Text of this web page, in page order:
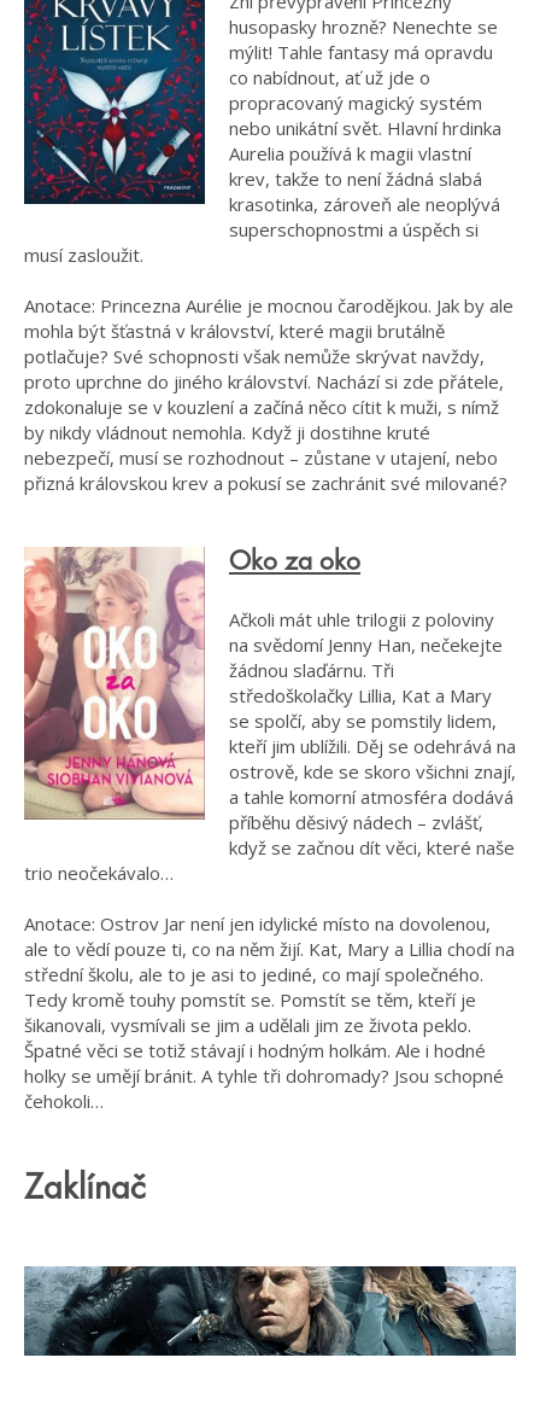
husopasky hrozně? Nenechte se
mýlit! Tahle fantasy má opravdu
co nabídnout, ať už jde o
propracovaný magický systém
nebo unikátní svět. Hlavní hrdinka
Aurelia používá k magii vlastní
krev, takže to není žádná slabá
krasotinka, zároveň ale neoplývá
superschopnostmi a úspěch si
musí zasloužit.
Anotace: Princezna Aurélie je mocnou čarodějkou. Jak by ale
mohla být šťastná v království, které magii brutálně
potlačuje? Své schopnosti však nemůže skrývat navždy,
proto uprchne do jiného království. Nachází si zde přátele,
zdokonaluje se v kouzlení a začíná něco cítit k muži, s nímž
by nikdy vládnout nemohla. Když ji dostihne kruté
nebezpečí, musí se rozhodnout – zůstane v utajení, nebo
přizná královskou krev a pokusí se zachránit své milované?
Oko za oko
Ačkoli mát uhle trilogii z poloviny
na svědomí Jenny Han, nečekejte
žádnou slaďárnu. Tři
středoškolačky Lillia, Kat a Mary
se spolčí, aby se pomstily lidem,
kteří jim ublížili. Děj se odehrává na
ostrově, kde se skoro všichni znají,
a tahle komorní atmosféra dodává
příběhu děsivý nádech – zvlášť,
když se začnou dít věci, které naše
trio neočekávalo…
Anotace: Ostrov Jar není jen idylické místo na dovolenou,
ale to vědí pouze ti, co na něm žijí. Kat, Mary a Lillia chodí na
střední školu, ale to je asi to jediné, co mají společného.
Tedy kromě touhy pomstít se. Pomstít se těm, kteří je
šikanovali, vysmívali se jim a udělali jim ze života peklo.
Špatné věci se totiž stávají i hodným holkám. Ale i hodné
holky se umějí bránit. A tyhle tři dohromady? Jsou schopné
čehokoli…
Zaklínač